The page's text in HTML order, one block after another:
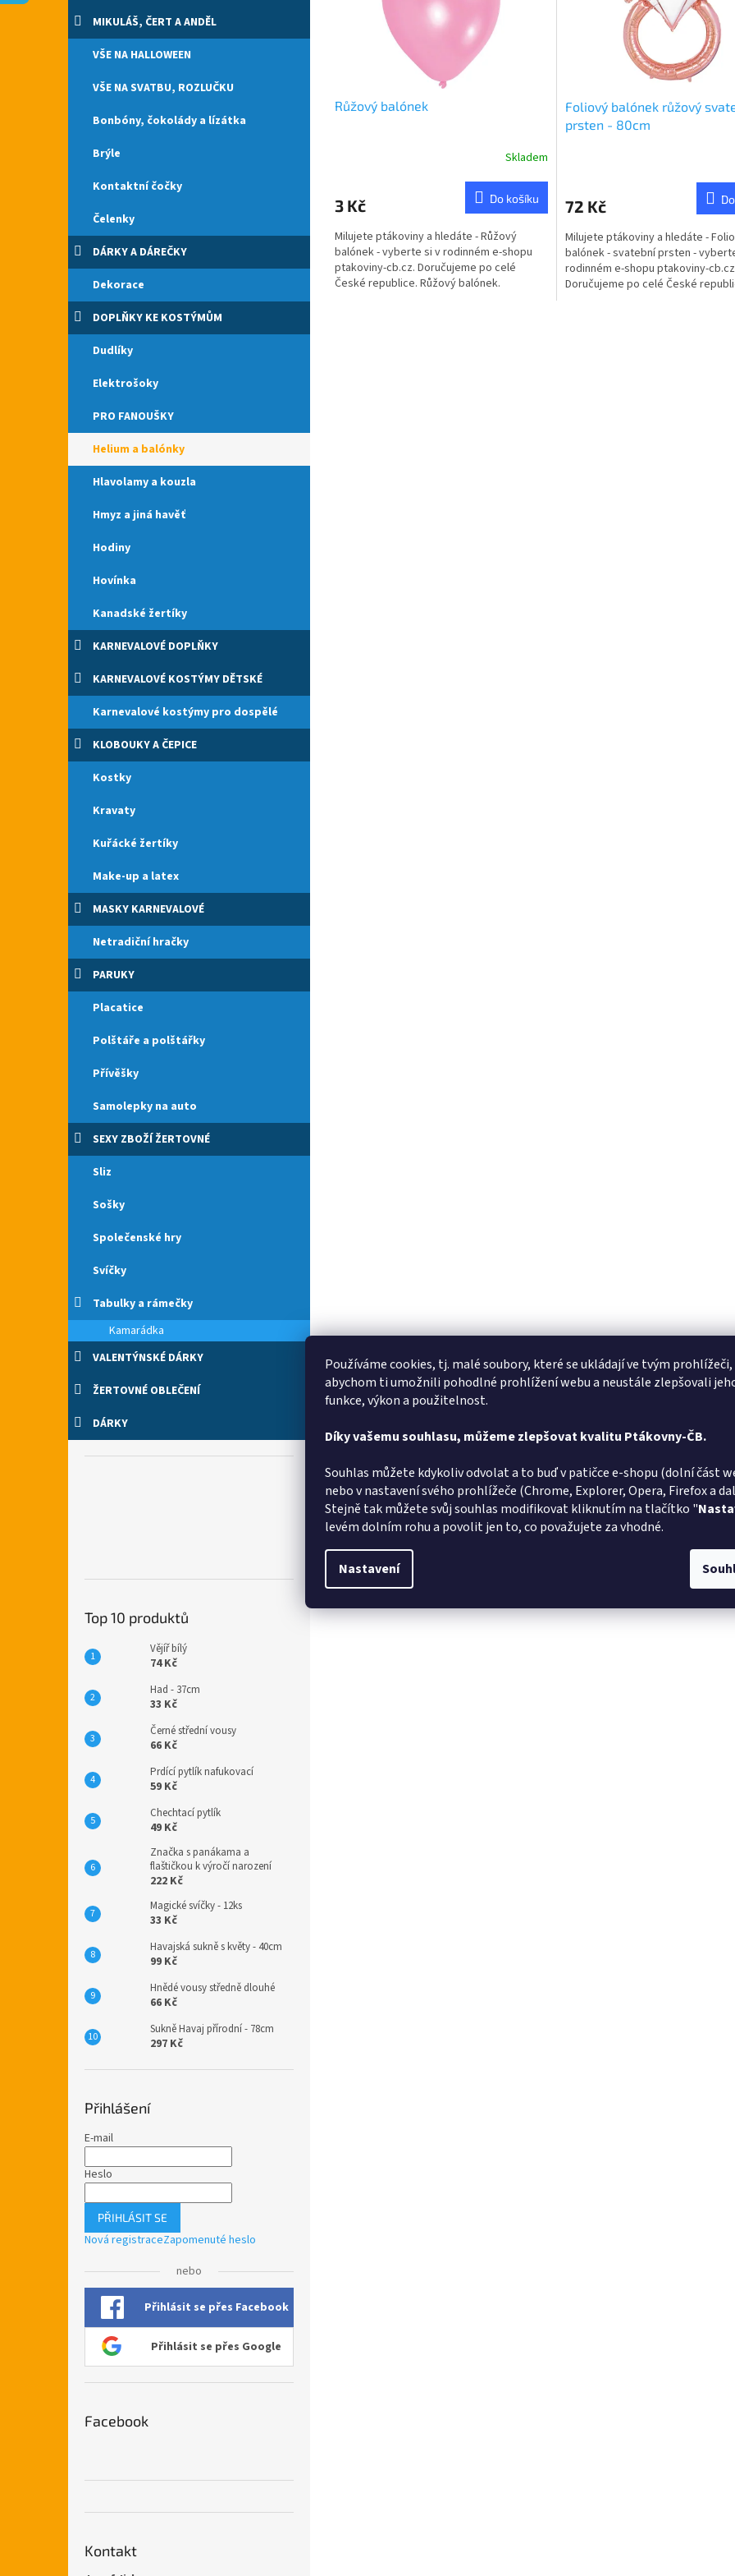
Používáme cookies, tj. malé soubory, které se ukládají ve tvým prohlížeči,
abychom ti umožnili pohodlné prohlížení webu a neustále zlepšovali
funkce, výkon a použitelnost.
Díky vašemu souhlasu, můžeme zlepšovat kvalitu Ptákovny-ČB.
Souhlas můžete kdykoliv odvolat a to buď v patičce e-shopu (dolní část
nebo v nastavení svého prohlížeče (Chrome, Explorer, Opera, Firefox a
Stejně tak můžete svůj souhlas modifikovat kliknutím na tlačítko "
levém dolním rohu a povolit jen to, co považujete za vhodné.
Nastavení
e
l
MIKULÁŠ, ČERT A ANDĚL
VŠE NA HALLOWEEN
VŠE NA SVATBU, ROZLUČKU
Bonbóny, čokolády a lízátka
Brýle
Kontaktní čočky
Čelenky
DÁRKY A DÁREČKY
Dekorace
DOPLŇKY KE KOSTÝMŮM
Dudlíky
Elektrošoky
PRO FANOUŠKY
Helium a balónky
Hlavolamy a kouzla
Hmyz a jiná havěť
Hodiny
Hovínka
Kanadské žertíky
KARNEVALOVÉ DOPLŇKY
KARNEVALOVÉ KOSTÝMY DĚTSKÉ
Karnevalové kostýmy pro dospělé
KLOBOUKY A ČEPICE
Kostky
Kravaty
Kuřácké žertíky
Make-up a latex
MASKY KARNEVALOVÉ
Netradiční hračky
PARUKY
Placatice
Polštáře a polštářky
Přívěšky
Samolepky na auto
SEXY ZBOŽÍ ŽERTOVNÉ
Sliz
Sošky
Společenské hry
Svíčky
Tabulky a rámečky
Kamarádka
VALENTÝNSKÉ DÁRKY
ŽERTOVNÉ OBLEČENÍ
DÁRKY
Top 10 produktů
Vějíř bílý
74 Kč
Had - 37cm
33 Kč
Černé střední vousy
66 Kč
Prdící pytlík nafukovací
59 Kč
Chechtací pytlík
49 Kč
Značka s panákama a
flaštičkou k výročí narození
222 Kč
Magické svíčky - 12ks
33 Kč
Havajská sukně s květy - 40cm
99 Kč
Hnědé vousy středně dlouhé
66 Kč
Sukně Havaj přírodní - 78cm
297 Kč
Přihlášení
E-mail
Heslo
PŘIHLÁSIT SE
Nová registraceZapomenuté heslo
nebo
Přihlásit se přes Facebook
Přihlásit se přes Google
Facebook
Kontakt
Růžový balónek
Skladem
3 Kč Do košíku
Milujete ptákoviny a hledáte - Růžový
balónek - vyberte si v rodinném e-shopu
ptakoviny-cb.cz. Doručujeme po celé
České republice. Růžový balónek.
Foliový balónek růžový
prsten - 80cm
72 Kč
Milujete ptákoviny a hledáte -
balónek - svatební prsten -
rodinném e-shopu ptakoviny-
Doručujeme po celé České